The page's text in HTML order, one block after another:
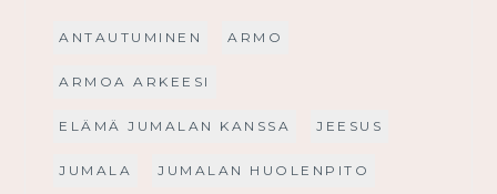
ANTAUTUMINEN ARMO
ARMOA ARKEESI
ELÄMÄ JUMALAN KANSSA JEESUS
JUMALA JUMALAN HUOLENPITO